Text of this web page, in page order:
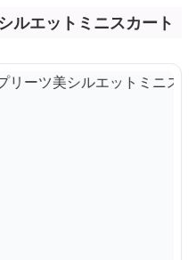
ルエットミニスカート